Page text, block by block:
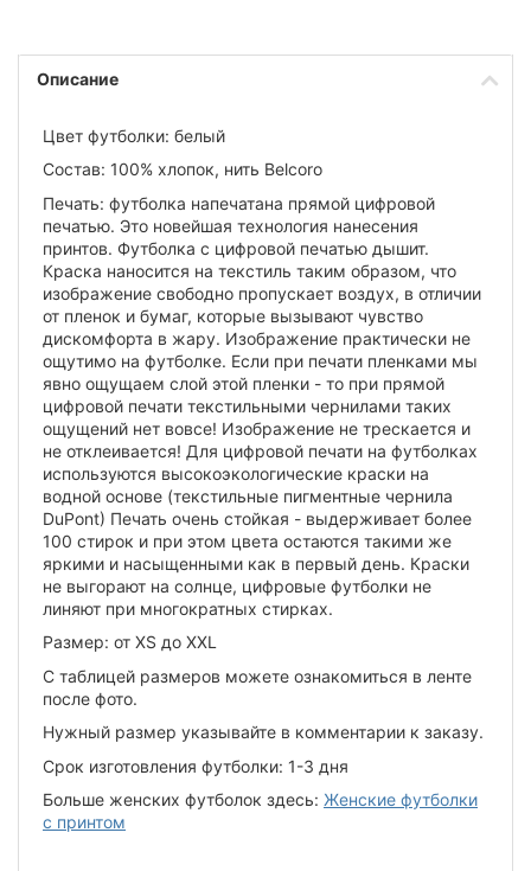
Описание
Цвет футболки: белый
Состав: 100% хлопок, нить Belcoro
Печать: футболка напечатана прямой цифровой
печатью. Это новейшая технология нанесения
принтов. Футболка с цифровой печатью дышит.
Краска наносится на текстиль таким образом, что
изображение свободно пропускает воздух, в отличии
от пленок и бумаг, которые вызывают чувство
дискомфорта в жару. Изображение практически не
ощутимо на футболке. Если при печати пленками мы
явно ощущаем слой этой пленки - то при прямой
цифровой печати текстильными чернилами таких
ощущений нет вовсе! Изображение не трескается и
не отклеивается! Для цифровой печати на футболках
используются высокоэкологические краски на
водной основе (текстильные пигментные чернила
DuPont) Печать очень стойкая - выдерживает более
100 стирок и при этом цвета остаются такими же
яркими и насыщенными как в первый день. Краски
не выгорают на солнце, цифровые футболки не
линяют при многократных стирках.
Размер: от XS до XXL
С таблицей размеров можете ознакомиться в ленте
после фото.
Нужный размер указывайте в комментарии к заказу.
Срок изготовления футболки: 1-3 дня
Больше женских футболок здесь: Женские футболки
с принтом